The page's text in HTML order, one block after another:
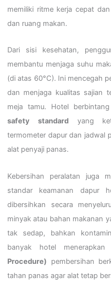
memiliki ritme kerja cepat
dan ruang makan.
Dari sisi kesehatan,
membantu menjaga suhu
(di atas 60°C). Ini mencegah
dan menjaga kualitas sajian
meja tamu. Hotel
safety standard yang
termometer dapur dan jadwal
alat penyaji panas.
Kebersihan peralatan juga
standar keamanan dapur
dibersihkan secara
minyak atau bahan makanan
tak sedap, bahkan
banyak hotel
Procedure) pembersihan
tahan panas agar alat tetap